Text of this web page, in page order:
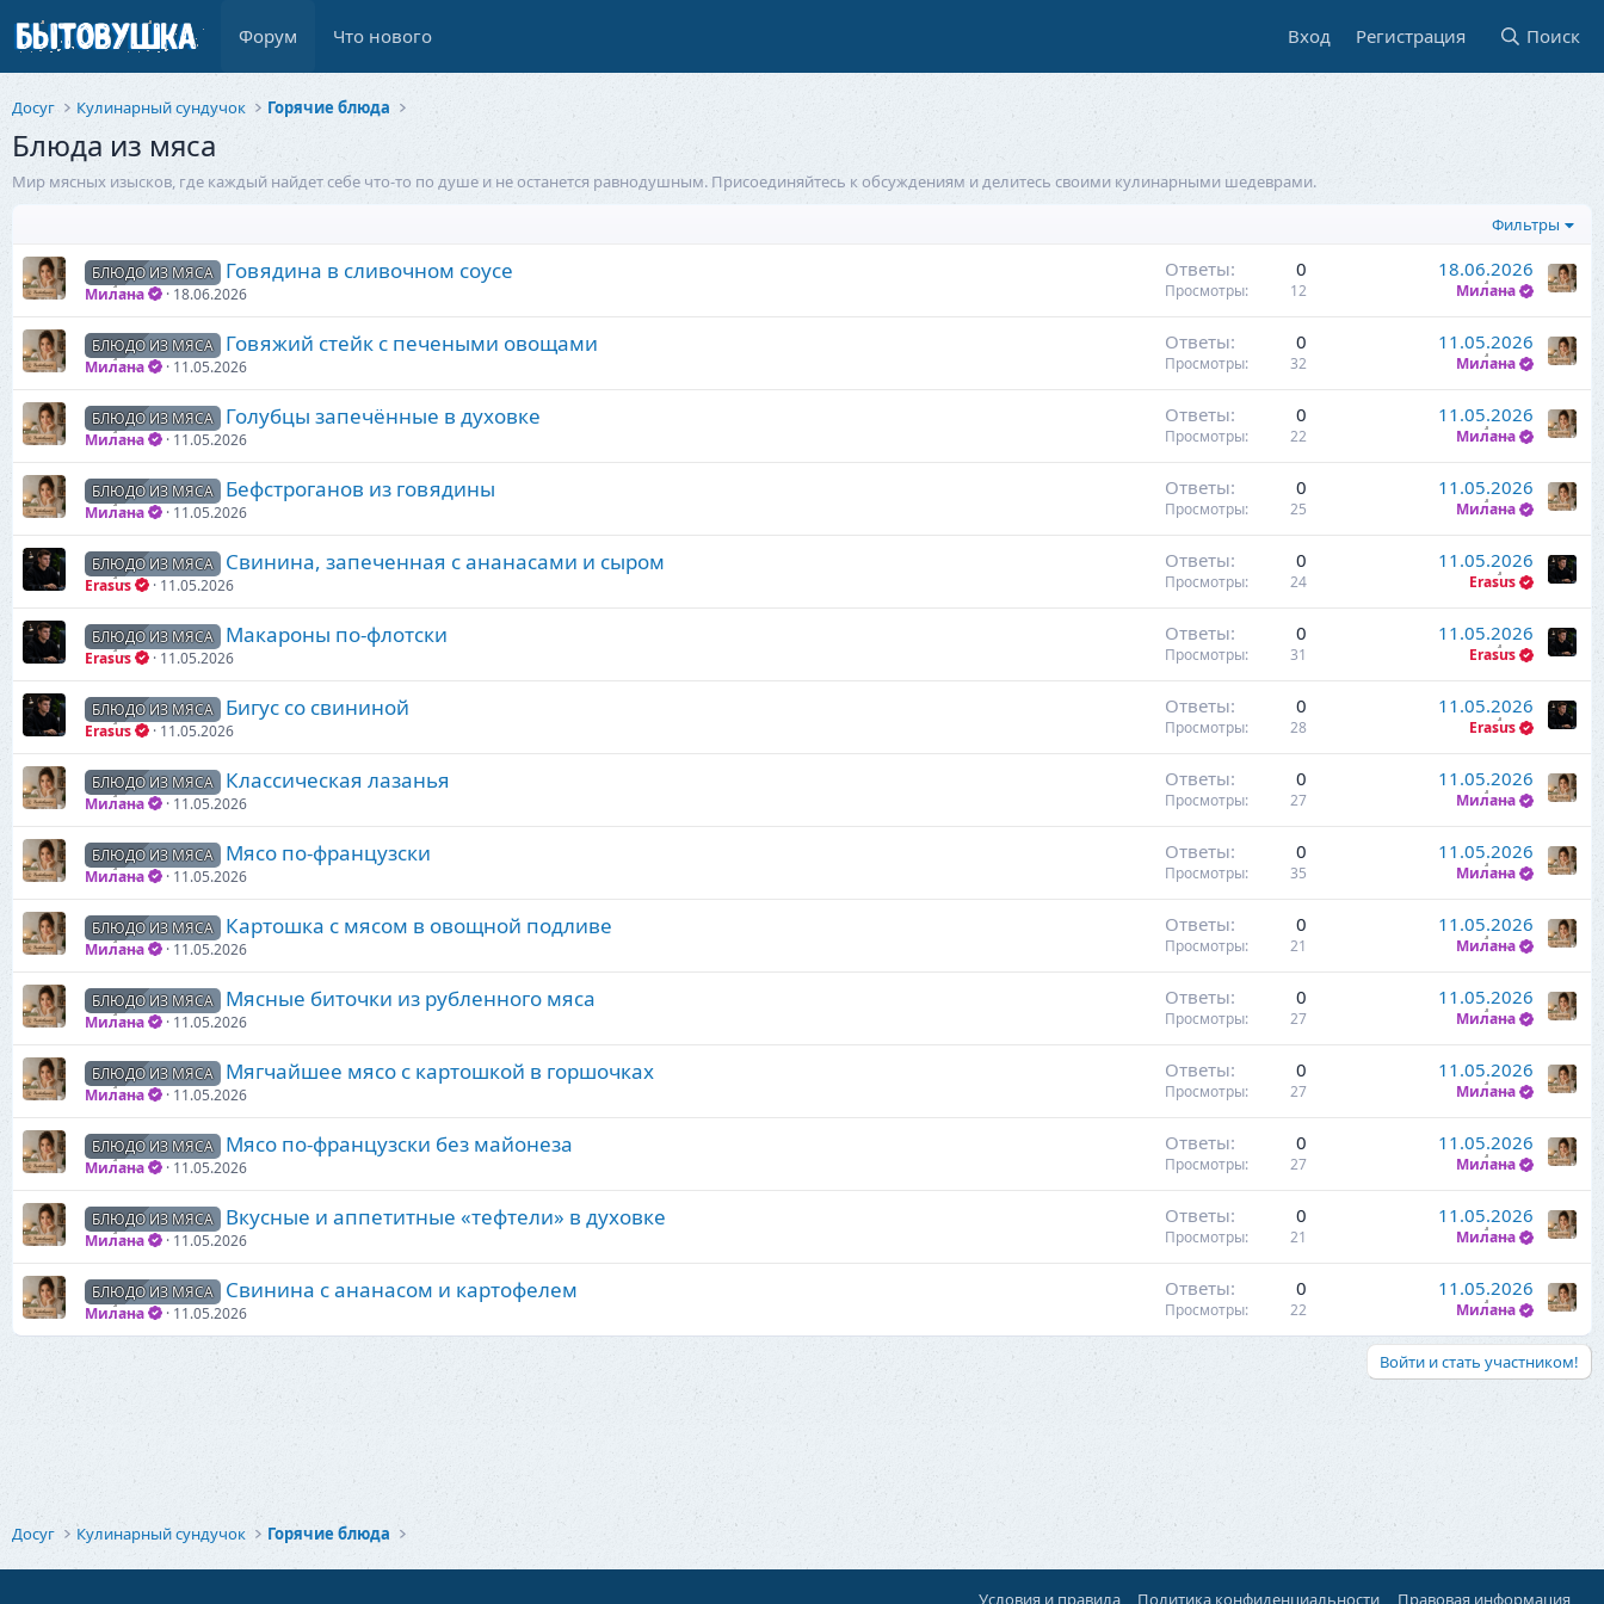
Форум Что нового Вход Регистрация Поиск
Досуг Кулинарный сундучок Горячие блюда
Блюда из мяса
Мир мясных изысков, где каждый найдет себе что-то по душе и не останется равнодушным. Присоединяйтесь к обсуждениям и делитесь своими кулинарными шедеврами.
Фильтры
БЛЮДО ИЗ МЯСА Говядина в сливочном соусе
Милана 18.06.2026
Ответы 0
Просмотры 12
18.06.2026
Милана
БЛЮДО ИЗ МЯСА Говяжий стейк с печеными овощами
Милана 11.05.2026
Ответы 0
Просмотры 32
11.05.2026
Милана
БЛЮДО ИЗ МЯСА Голубцы запечённые в духовке
Милана 11.05.2026
Ответы 0
Просмотры 22
11.05.2026
Милана
БЛЮДО ИЗ МЯСА Бефстроганов из говядины
Милана 11.05.2026
Ответы 0
Просмотры 25
11.05.2026
Милана
БЛЮДО ИЗ МЯСА Свинина, запеченная с ананасами и сыром
Erasus 11.05.2026
Ответы 0
Просмотры 24
11.05.2026
Erasus
БЛЮДО ИЗ МЯСА Макароны по-флотски
Erasus 11.05.2026
Ответы 0
Просмотры 31
11.05.2026
Erasus
БЛЮДО ИЗ МЯСА Бигус со свининой
Erasus 11.05.2026
Ответы 0
Просмотры 28
11.05.2026
Erasus
БЛЮДО ИЗ МЯСА Классическая лазанья
Милана 11.05.2026
Ответы 0
Просмотры 27
11.05.2026
Милана
БЛЮДО ИЗ МЯСА Мясо по-французски
Милана 11.05.2026
Ответы 0
Просмотры 35
11.05.2026
Милана
БЛЮДО ИЗ МЯСА Картошка с мясом в овощной подливе
Милана 11.05.2026
Ответы 0
Просмотры 21
11.05.2026
Милана
БЛЮДО ИЗ МЯСА Мясные биточки из рубленного мяса
Милана 11.05.2026
Ответы 0
Просмотры 27
11.05.2026
Милана
БЛЮДО ИЗ МЯСА Мягчайшее мясо с картошкой в горшочках
Милана 11.05.2026
Ответы 0
Просмотры 27
11.05.2026
Милана
БЛЮДО ИЗ МЯСА Мясо по-французски без майонеза
Милана 11.05.2026
Ответы 0
Просмотры 27
11.05.2026
Милана
БЛЮДО ИЗ МЯСА Вкусные и аппетитные «тефтели» в духовке
Милана 11.05.2026
Ответы 0
Просмотры 21
11.05.2026
Милана
БЛЮДО ИЗ МЯСА Свинина с ананасом и картофелем
Милана 11.05.2026
Ответы 0
Просмотры 22
11.05.2026
Милана
Войти и стать участником!
Досуг Кулинарный сундучок Горячие блюда
Условия и правила Политика конфиденциальности Правовая информация